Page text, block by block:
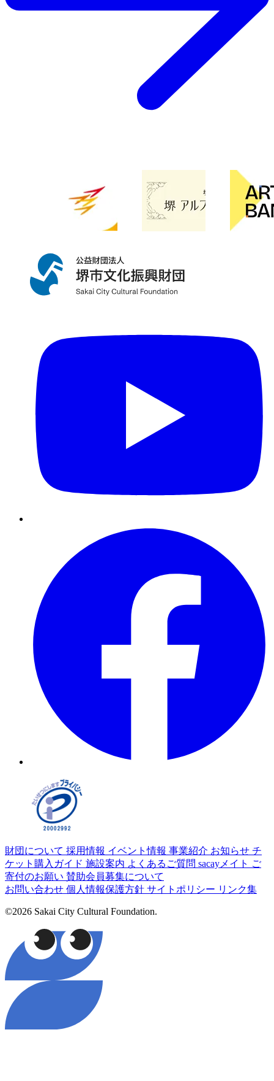
財団について 採用情報 イベント情報 事業紹介 お知らせ チ
ケット購入ガイド 施設案内 よくあるご質問 sacayメイト ご
寄付のお願い 賛助会員募集について
お問い合わせ 個人情報保護方針 サイトポリシー リンク集
©2026 Sakai City Cultural Foundation.